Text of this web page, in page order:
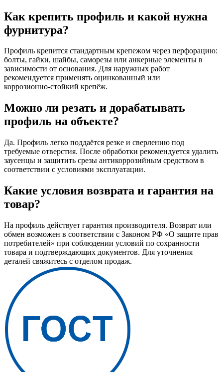
Как крепить профиль и какой нужна
фурнитура?
Профиль крепится стандартным крепежом через перфорацию:
болты, гайки, шайбы, саморезы или анкерные элементы в
зависимости от основания. Для наружных работ
рекомендуется применять оцинкованный или
коррозионно‑стойкий крепёж.
Можно ли резать и дорабатывать
профиль на объекте?
Да. Профиль легко поддаётся резке и сверлению под
требуемые отверстия. После обработки рекомендуется удалить
заусенцы и защитить срезы антикоррозийным средством в
соответствии с условиями эксплуатации.
Какие условия возврата и гарантия на
товар?
На профиль действует гарантия производителя. Возврат или
обмен возможен в соответствии с Законом РФ «О защите прав
потребителей» при соблюдении условий по сохранности
товара и подтверждающих документов. Для уточнения
деталей свяжитесь с отделом продаж.